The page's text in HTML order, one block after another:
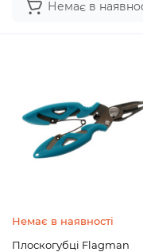
Немає в
Немає в наявності
Плоскогубці Flagman